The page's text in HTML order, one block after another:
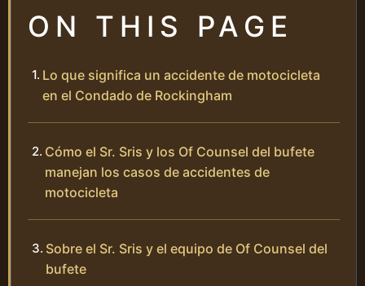
ON THIS PAGE
Lo que significa un accidente de motocicleta
en el Condado de Rockingham
Cómo el Sr. Sris y los Of Counsel del bufete
manejan los casos de accidentes de
motocicleta
Sobre el Sr. Sris y el equipo de Of Counsel del
bufete